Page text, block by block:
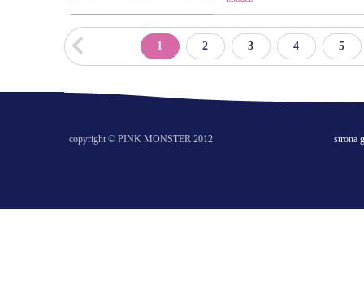
1 2 3 4 5
copyright © PINK MONSTER 2012 strona